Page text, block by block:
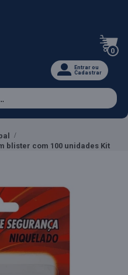
0
Entrar ou
Cadastrar
blister com 100 unidades Kit